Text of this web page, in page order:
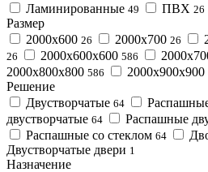
Ламинированные 49 ПВХ 26
Размер
2000x600 26 2000x700 26
26 2000х600х600 586
2000х800х800 586 2000х900х900
Решение
Двустворчатые 64
двустворчатые 64 Распашные
Распашные со стеклом 64
Двустворчатые двери 1
Назначение